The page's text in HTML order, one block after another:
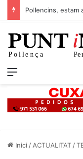
Pollencins, estam
Inici / ACTUALITAT /